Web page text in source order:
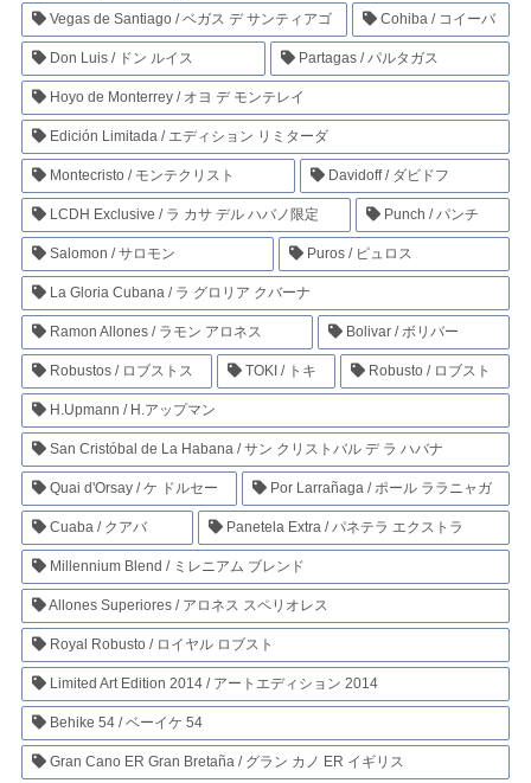
Vegas de Santiago / ベガス デ サンティアゴ Cohiba / コイーバ
Don Luis / ドン ルイス Partagas / パルタガス
Hoyo de Monterrey / オヨ デ モンテレイ
Edición Limitada / エディション リミターダ
Montecristo / モンテクリスト Davidoff / ダビドフ
LCDH Exclusive / ラ カサ デル ハバノ限定 Punch / パンチ
Salomon / サロモン Puros / ピュロス
La Gloria Cubana / ラ グロリア クバーナ
Ramon Allones / ラモン アロネス Bolivar / ボリバー
Robustos / ロブストス TOKI / トキ Robusto / ロブスト
H.Upmann / H.アップマン
San Cristóbal de La Habana / サン クリストバル デ ラ ハバナ
Quai d'Orsay / ケ ドルセー Por Larrañaga / ポール ララニャガ
Cuaba / クアバ Panetela Extra / パネテラ エクストラ
Millennium Blend / ミレニアム ブレンド
Allones Superiores / アロネス スペリオレス
Royal Robusto / ロイヤル ロブスト
Limited Art Edition 2014 / アートエディション 2014
Behike 54 / ベーイケ 54
Gran Cano ER Gran Bretaña / グラン カノ ER イギリス